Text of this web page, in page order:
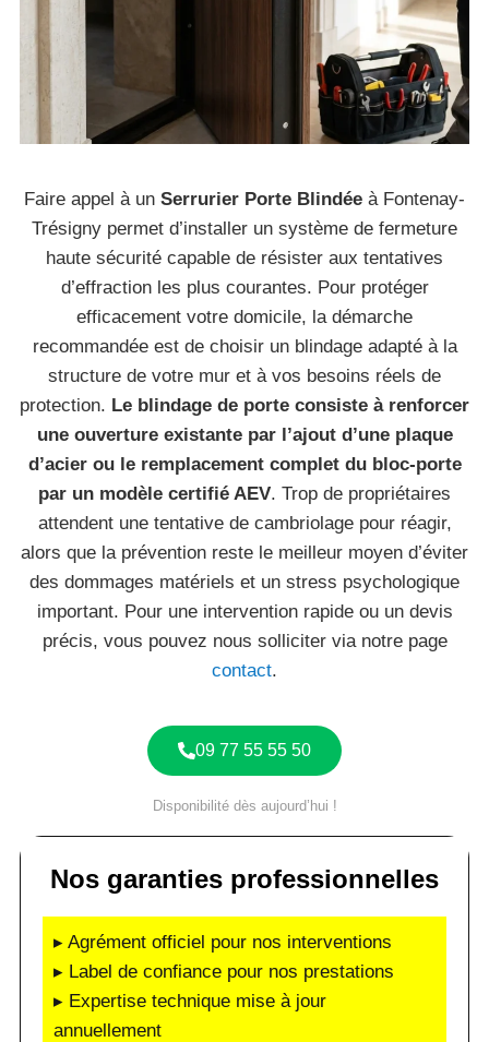
Faire appel à un Serrurier Porte Blindée à Fontenay-
Trésigny permet d’installer un système de fermeture
haute sécurité capable de résister aux tentatives
d’effraction les plus courantes. Pour protéger
efficacement votre domicile, la démarche
recommandée est de choisir un blindage adapté à la
structure de votre mur et à vos besoins réels de
protection. Le blindage de porte consiste à renforcer
une ouverture existante par l’ajout d’une plaque
d’acier ou le remplacement complet du bloc-porte
par un modèle certifié AEV. Trop de propriétaires
attendent une tentative de cambriolage pour réagir,
alors que la prévention reste le meilleur moyen d’éviter
des dommages matériels et un stress psychologique
important. Pour une intervention rapide ou un devis
précis, vous pouvez nous solliciter via notre page
contact.
09 77 55 55 50
Disponibilité dès aujourd’hui !
Nos garanties professionnelles
▸ Agrément officiel pour nos interventions
▸ Label de confiance pour nos prestations
▸ Expertise technique mise à jour
annuellement